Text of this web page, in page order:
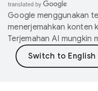
Google menggunakan
menerjemahkan konten
Terjemahan AI mungkin